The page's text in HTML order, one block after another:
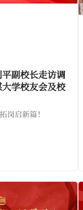
副校长走访调
学校友会及校
岗启新篇！